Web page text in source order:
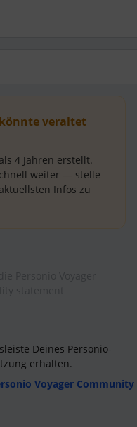
veraltet
4 Jahren erstellt.
weiter — stelle
Infos zu
Deines Personio-
erhalten.
Voyager Community